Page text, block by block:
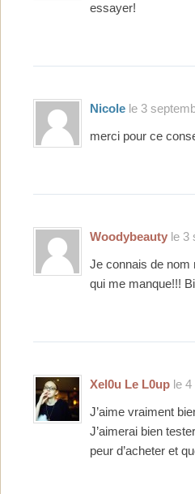
essayer!
Nicole le 3
merci pour ce
Woodybeauty le 3
Je connais de nom
qui me manque!!!
Xel0u Le L0up le
J’aime vraiment
J’aimerai bien
peur d’acheter et